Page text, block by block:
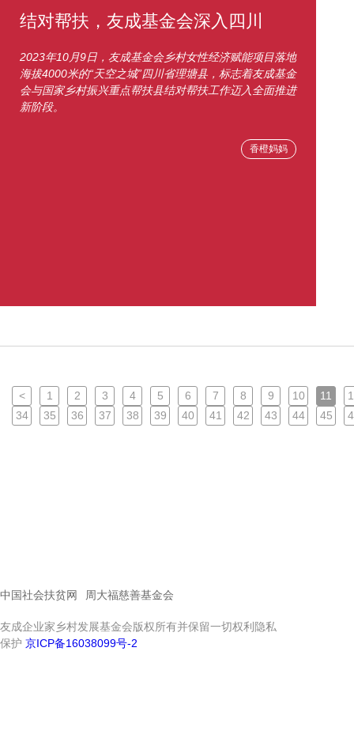
结对帮扶，友成基金会深入四川
2023年10月9日，友成基金会乡村女性经济赋能项目落地
海拔4000米的“天空之城”四川省理塘县，标志着友成基金
会与国家乡村振兴重点帮扶县结对帮扶工作迈入全面推进
新阶段。
香橙妈妈
< 1 2 3 4 5 6 7 8 9 10 11
34
35 36 37 38 39 40 41 42 43 44 45
中国社会扶贫网 周大福慈善基金会
友成企业家乡村发展基金会版权所有并保留一切权利隐私
保护 京ICP备16038099号-2